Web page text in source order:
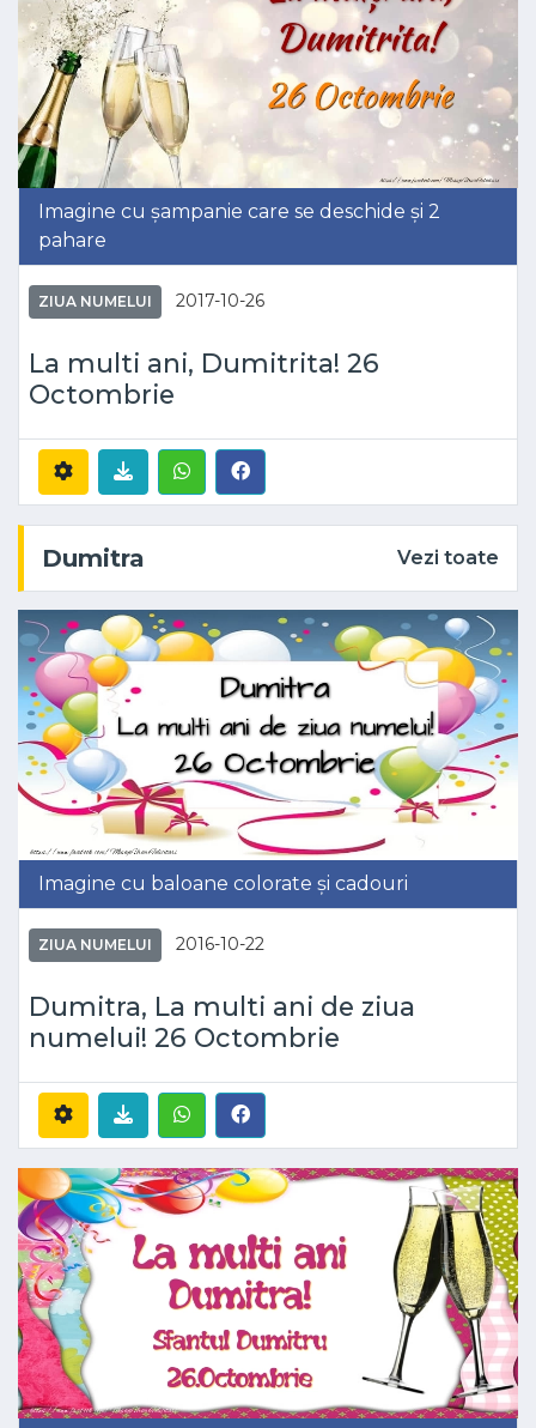
Imagine cu șampanie care se deschide și 2
pahare
ZIUA NUMELUI 2017-10-26
La multi ani, Dumitrita! 26
Octombrie
Dumitra Vezi toate
Imagine cu baloane colorate și cadouri
ZIUA NUMELUI 2016-10-22
Dumitra, La multi ani de ziua
numelui! 26 Octombrie